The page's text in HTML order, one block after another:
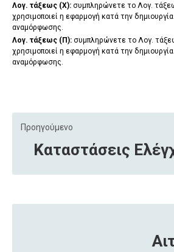
Λογ. τάξεως (Χ): συμπληρώνετε το Λογ.
χρησιμοποιεί η εφαρμογή κατά την
αναμόρφωσης.
Λογ. τάξεως (Π): συμπληρώνετε το Λογ.
χρησιμοποιεί η εφαρμογή κατά την
αναμόρφωσης.
Προηγούμενο
Καταστάσεις